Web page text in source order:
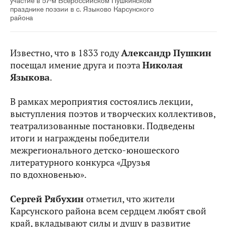
празднике поэзии в с. Языково Карсунского
района
Известно, что в 1833 годуАлександр Пушкин
посещал имение друга и поэтаНиколая
Языкова.
В рамках мероприятия состоялись лекции,
выступления поэтов и творческих коллективов,
театрализованные постановки. Подведены
итоги и награждены победители
межрегионального детско-юношеского
литературного конкурса «Друзья
по вдохновенью».
Сергей Рябухин отметил, что жители
Карсунского района всем сердцем любят свой
край, вкладывают силы и душу в развитие